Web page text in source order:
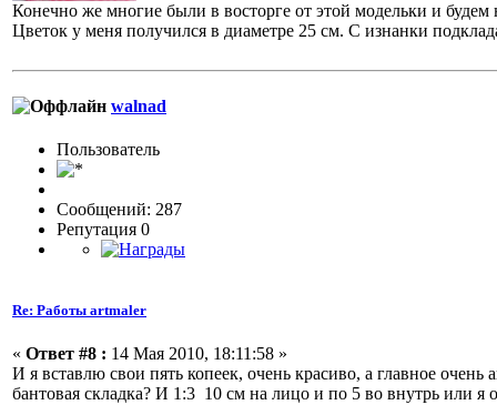
Конечно же многие были в восторге от этой модельки и будем
Цветок у меня получился в диаметре 25 см. С изнанки
walnad
Пользовaтeль
Сообщений: 287
Репутация 0
Re: Работы artmaler
« Ответ #8 : 14 Мая 2010, 18:11:58 »
И я вставлю свои пять копеек, очень красиво, а главное
бантовая складка? И 1:3 10 см на лицо и по 5 во внутрь или